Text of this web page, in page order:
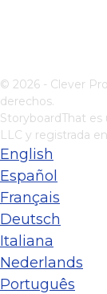
© 2026 - Clever
derechos.
StoryboardThat es
LLC y registrada
English
Español
Français
Deutsch
Italiana
Nederlands
Português